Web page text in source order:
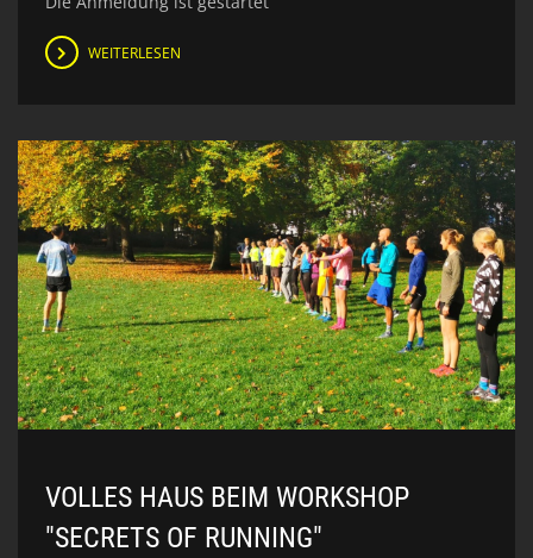
WEITERLESEN
VOLLES HAUS BEIM WORKSHOP
"SECRETS OF RUNNING"